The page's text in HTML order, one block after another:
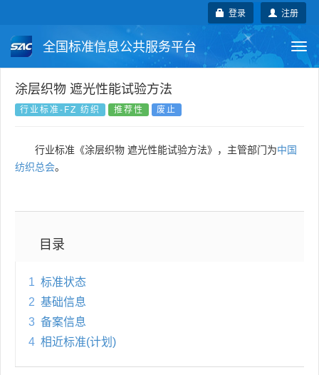
注册
登录
全国标准信息公共服务平台
国家标准 行业标准
国外标准 技术委员会
涂层织物 遮光性能试验方法
行业标准-FZ 纺织 推荐性 废止
行业标准《涂层织物 遮光性能试验方法》，主管部门为中国
纺织总会。
目录
1 标准状态
2 基础信息
3 备案信息
4 相近标准(计划)